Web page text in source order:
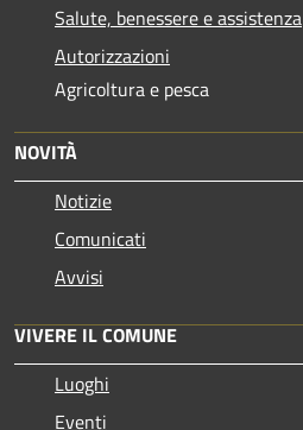
Salute, benessere e assistenza
Autorizzazioni
Agricoltura e pesca
NOVITÀ
Notizie
Comunicati
Avvisi
VIVERE IL COMUNE
Luoghi
Eventi